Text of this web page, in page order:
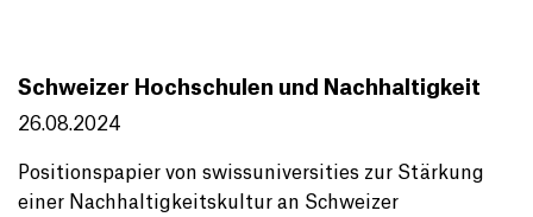
Schweizer Hochschulen und Nachhaltigkeit
26.08.2024
Positionspapier von swissuniversities zur Stärkung
einer Nachhaltigkeitskultur an Schweizer